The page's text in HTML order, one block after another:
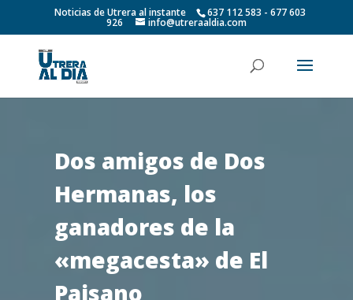
Noticias de Utrera al instante 637 112 583 - 677 603
926 info@utreraaldia.com
Dos amigos de Dos
Hermanas, los
ganadores de la
«megacesta» de El
Paisano